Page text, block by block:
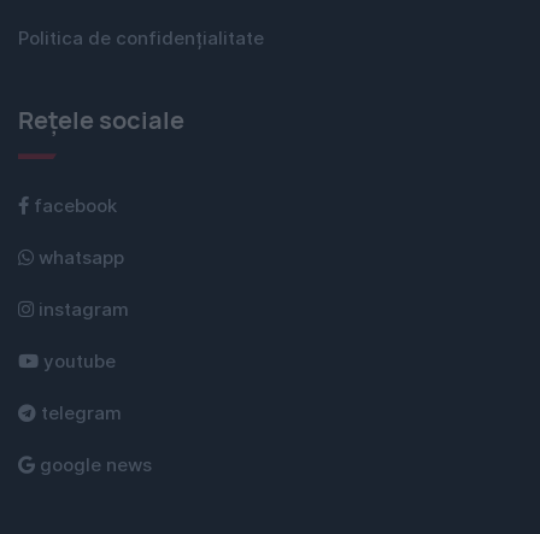
Politica de confidențialitate
Rețele sociale
facebook
whatsapp
instagram
youtube
telegram
google news